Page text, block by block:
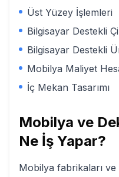
Üst Yüzey İşlemleri
Bilgisayar Destekli
Bilgisayar Destekli
Mobilya Maliyet
İç Mekan Tasarımı
Mobilya ve
Ne İş Yapar?
Mobilya fabrikaları